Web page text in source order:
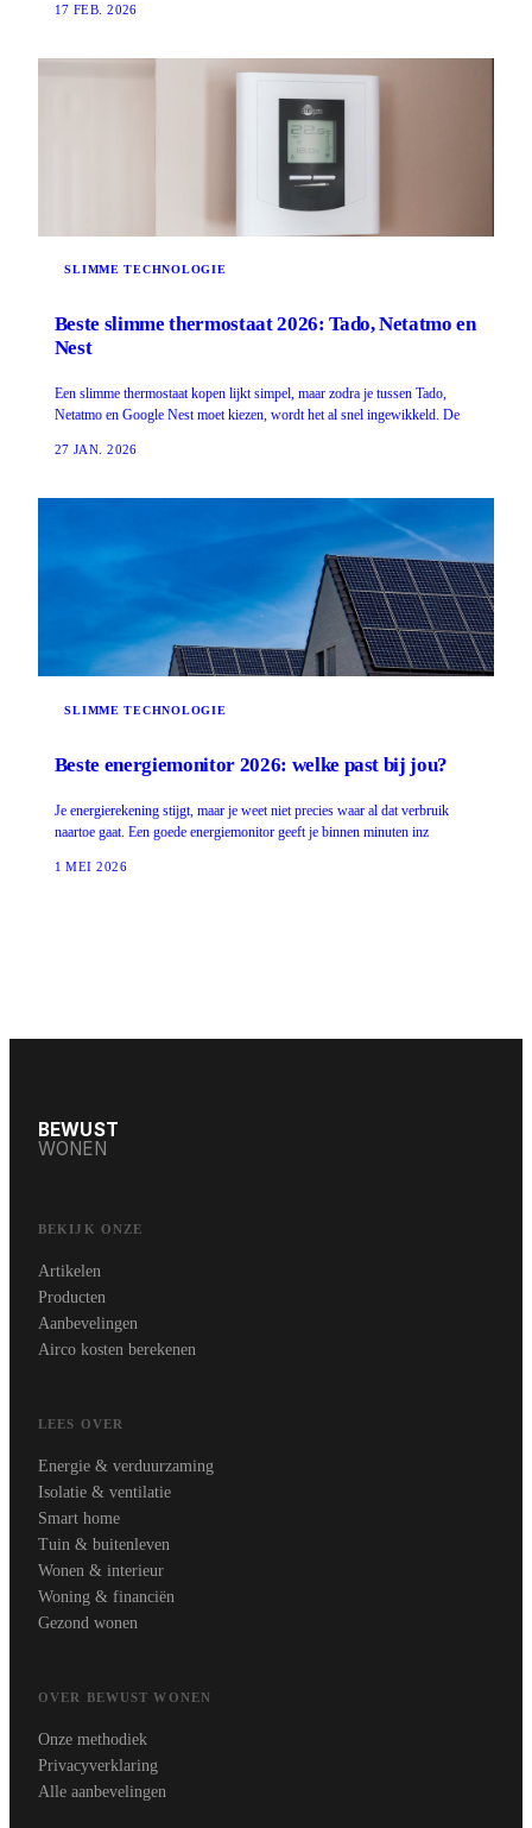
17 FEB. 2026
SLIMME TECHNOLOGIE
Beste slimme thermostaat 2026: Tado, Netatmo en
Nest
Een slimme thermostaat kopen lijkt simpel, maar zodra je tussen Tado,
Netatmo en Google Nest moet kiezen, wordt het al snel ingewikkeld. De
27 JAN. 2026
SLIMME TECHNOLOGIE
Beste energiemonitor 2026: welke past bij jou?
Je energierekening stijgt, maar je weet niet precies waar al dat verbruik
naartoe gaat. Een goede energiemonitor geeft je binnen minuten inz
1 MEI 2026
BEWUST
WONEN
BEKIJK ONZE
Artikelen
Producten
Aanbevelingen
Airco kosten berekenen
LEES OVER
Energie & verduurzaming
Isolatie & ventilatie
Smart home
Tuin & buitenleven
Wonen & interieur
Woning & financiën
Gezond wonen
OVER BEWUST WONEN
Onze methodiek
Privacyverklaring
Alle aanbevelingen